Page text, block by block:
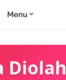
Menu
Diolah